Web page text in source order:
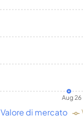
Aug 26
Valore di mercato